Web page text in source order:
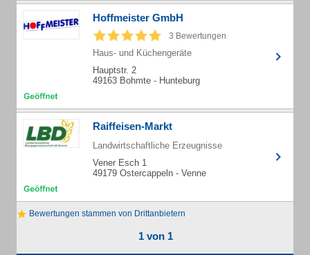
Hoffmeister GmbH
3 Bewertungen
Haus- und Küchengeräte
Hauptstr. 2
49163 Bohmte - Hunteburg
Raiffeisen-Markt
Landwirtschaftliche Erzeugnisse
Vener Esch 1
49179 Ostercappeln - Venne
Bewertungen stammen von Drittanbietern
1 von 1